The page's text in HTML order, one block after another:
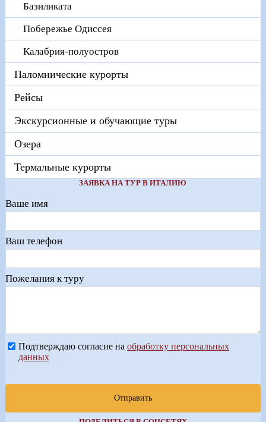
Базиликата
Побережье Одиссея
Калабрия-полуостров
Паломнические курорты
Рейсы
Экскурсионные и обучающие туры
Озера
Термальные курорты
ЗАЯВКА НА ТУР В ИТАЛИЮ
Ваше имя
Ваш телефон
Пожелания к туру
Подтверждаю согласие на обработку персональных
данных
Отправить